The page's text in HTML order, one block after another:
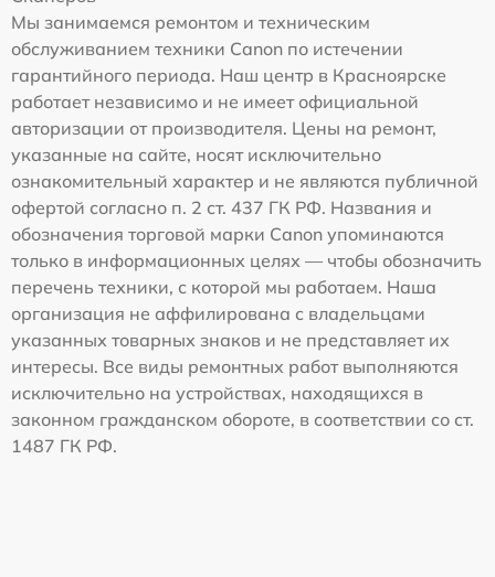
Мы занимаемся ремонтом и техническим
обслуживанием техники Canon по истечении
гарантийного периода. Наш центр в Красноярске
работает независимо и не имеет официальной
авторизации от производителя. Цены на ремонт,
указанные на сайте, носят исключительно
ознакомительный характер и не являются публичной
офертой согласно п. 2 ст. 437 ГК РФ. Названия и
обозначения торговой марки Canon упоминаются
только в информационных целях — чтобы обозначить
перечень техники, с которой мы работаем. Наша
организация не аффилирована с владельцами
указанных товарных знаков и не представляет их
интересы. Все виды ремонтных работ выполняются
исключительно на устройствах, находящихся в
законном гражданском обороте, в соответствии со ст.
1487 ГК РФ.